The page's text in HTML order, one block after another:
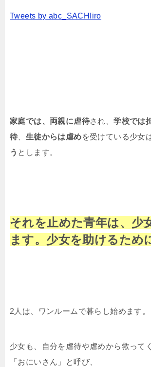
Tweets by abc_SACHIiro
家庭では、両親に虐待され、学校では
待
生徒からは虐めを受けている少女
う とします。
それを止めた青年は、少
ます。少女を助けるため
2人は、ワンルームで暮らし始めます。
少女も、自分を虐待や虐めから救って
「おにいさん」と呼び、